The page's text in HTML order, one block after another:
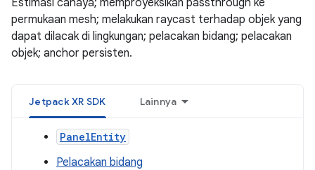
Estimasi cahaya; memproyeksikan passthrough ke
permukaan mesh; melakukan raycast terhadap objek yang
dapat dilacak di lingkungan; pelacakan bidang; pelacakan
objek; anchor persisten.
Jetpack XR SDK Lainnya
PanelEntity
Pelacakan bidang